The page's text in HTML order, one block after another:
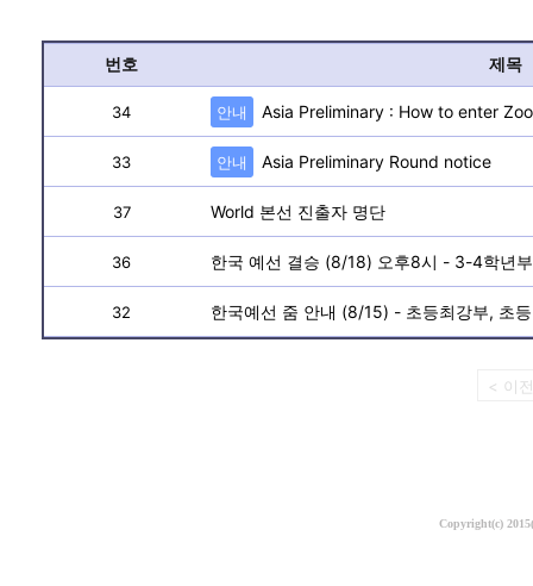
번호 제목
34 안내 Asia Preliminary : How to enter
33 안내 Asia Preliminary Round notice
37 World 본선 진출자 명단
36 한국 예선 결승 (8/18) 오후8시 - 3-4학년
32 한국예선 줌 안내 (8/15) - 초등최강부, 초
< 이전
Copyright(c)